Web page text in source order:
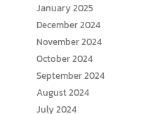
January 2025
December 2024
November 2024
October 2024
September 2024
August 2024
July 2024